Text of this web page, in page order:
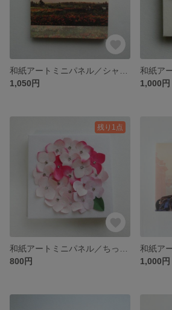
1,050円
1,000円
残り1点
800円
1,000円